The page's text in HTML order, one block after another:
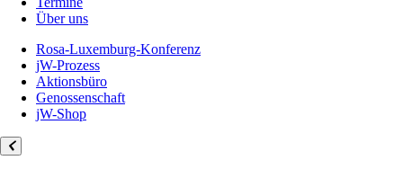
Über uns
Rosa-Luxemburg-Konferenz
jW-Prozess
Aktionsbüro
Genossenschaft
jW-Shop